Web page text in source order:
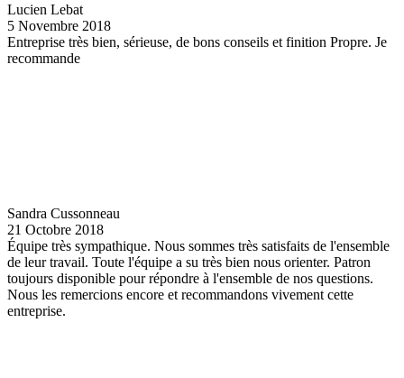
Lucien Lebat
5 Novembre 2018
Entreprise très bien, sérieuse, de bons conseils et finition Propre. Je
recommande
Sandra Cussonneau
21 Octobre 2018
Équipe très sympathique. Nous sommes très satisfaits de l'ensemble
de leur travail. Toute l'équipe a su très bien nous orienter. Patron
toujours disponible pour répondre à l'ensemble de nos questions.
Nous les remercions encore et recommandons vivement cette
entreprise.